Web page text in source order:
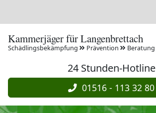
Kammerjäger für Langenbrettach
Schädlingsbekämpfung Prävention Beratung
24 Stunden-Hotline
01516 - 113 32 80